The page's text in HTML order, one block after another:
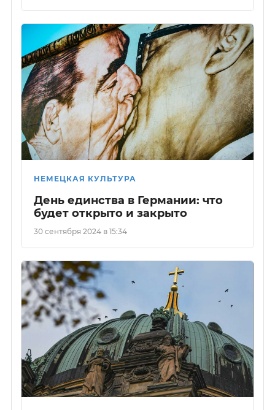
НЕМЕЦКАЯ КУЛЬТУРА
День единства в Германии: что
будет открыто и закрыто
30 сентября 2024 в 15:34